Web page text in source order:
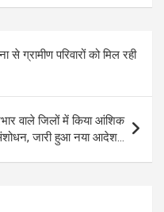
ail py
Li
n
k
ar
e
से ग्रामीण परिवारों को मिल रही
वाले जिलों में किया आंशिक
जारी हुआ नया आदेश…